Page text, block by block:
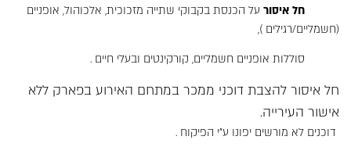
חל איסורעל הכנסת בקבוקי שתייה מזכוכית, אלכוהול, אופניים
(חשמליים/רגילים ),
סוללות אופניים חשמליים, קורקינטים ובעלי חיים .
חל איסור להצבת דוכני ממכר במתחם האירוע בפארק ללא
אישור העירייה.
דוכנים לא מורשים יפונו ע"י הפיקוח .